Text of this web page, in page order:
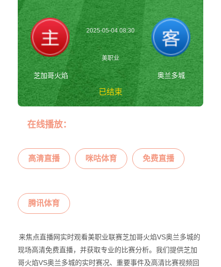
芝加哥火焰
2025-05-04 08:30
美职业
已结束
奥兰多城
在线播放：
高清直播 咪咕体育 免费直播
腾讯体育
来焦点直播网实时观看美职业联赛芝加哥火焰VS奥兰多城的
现场高清免费直播，并获取专业的比赛分析。我们提供芝加
哥火焰VS奥兰多城的实时赛况、重要事件及高清比赛视频回